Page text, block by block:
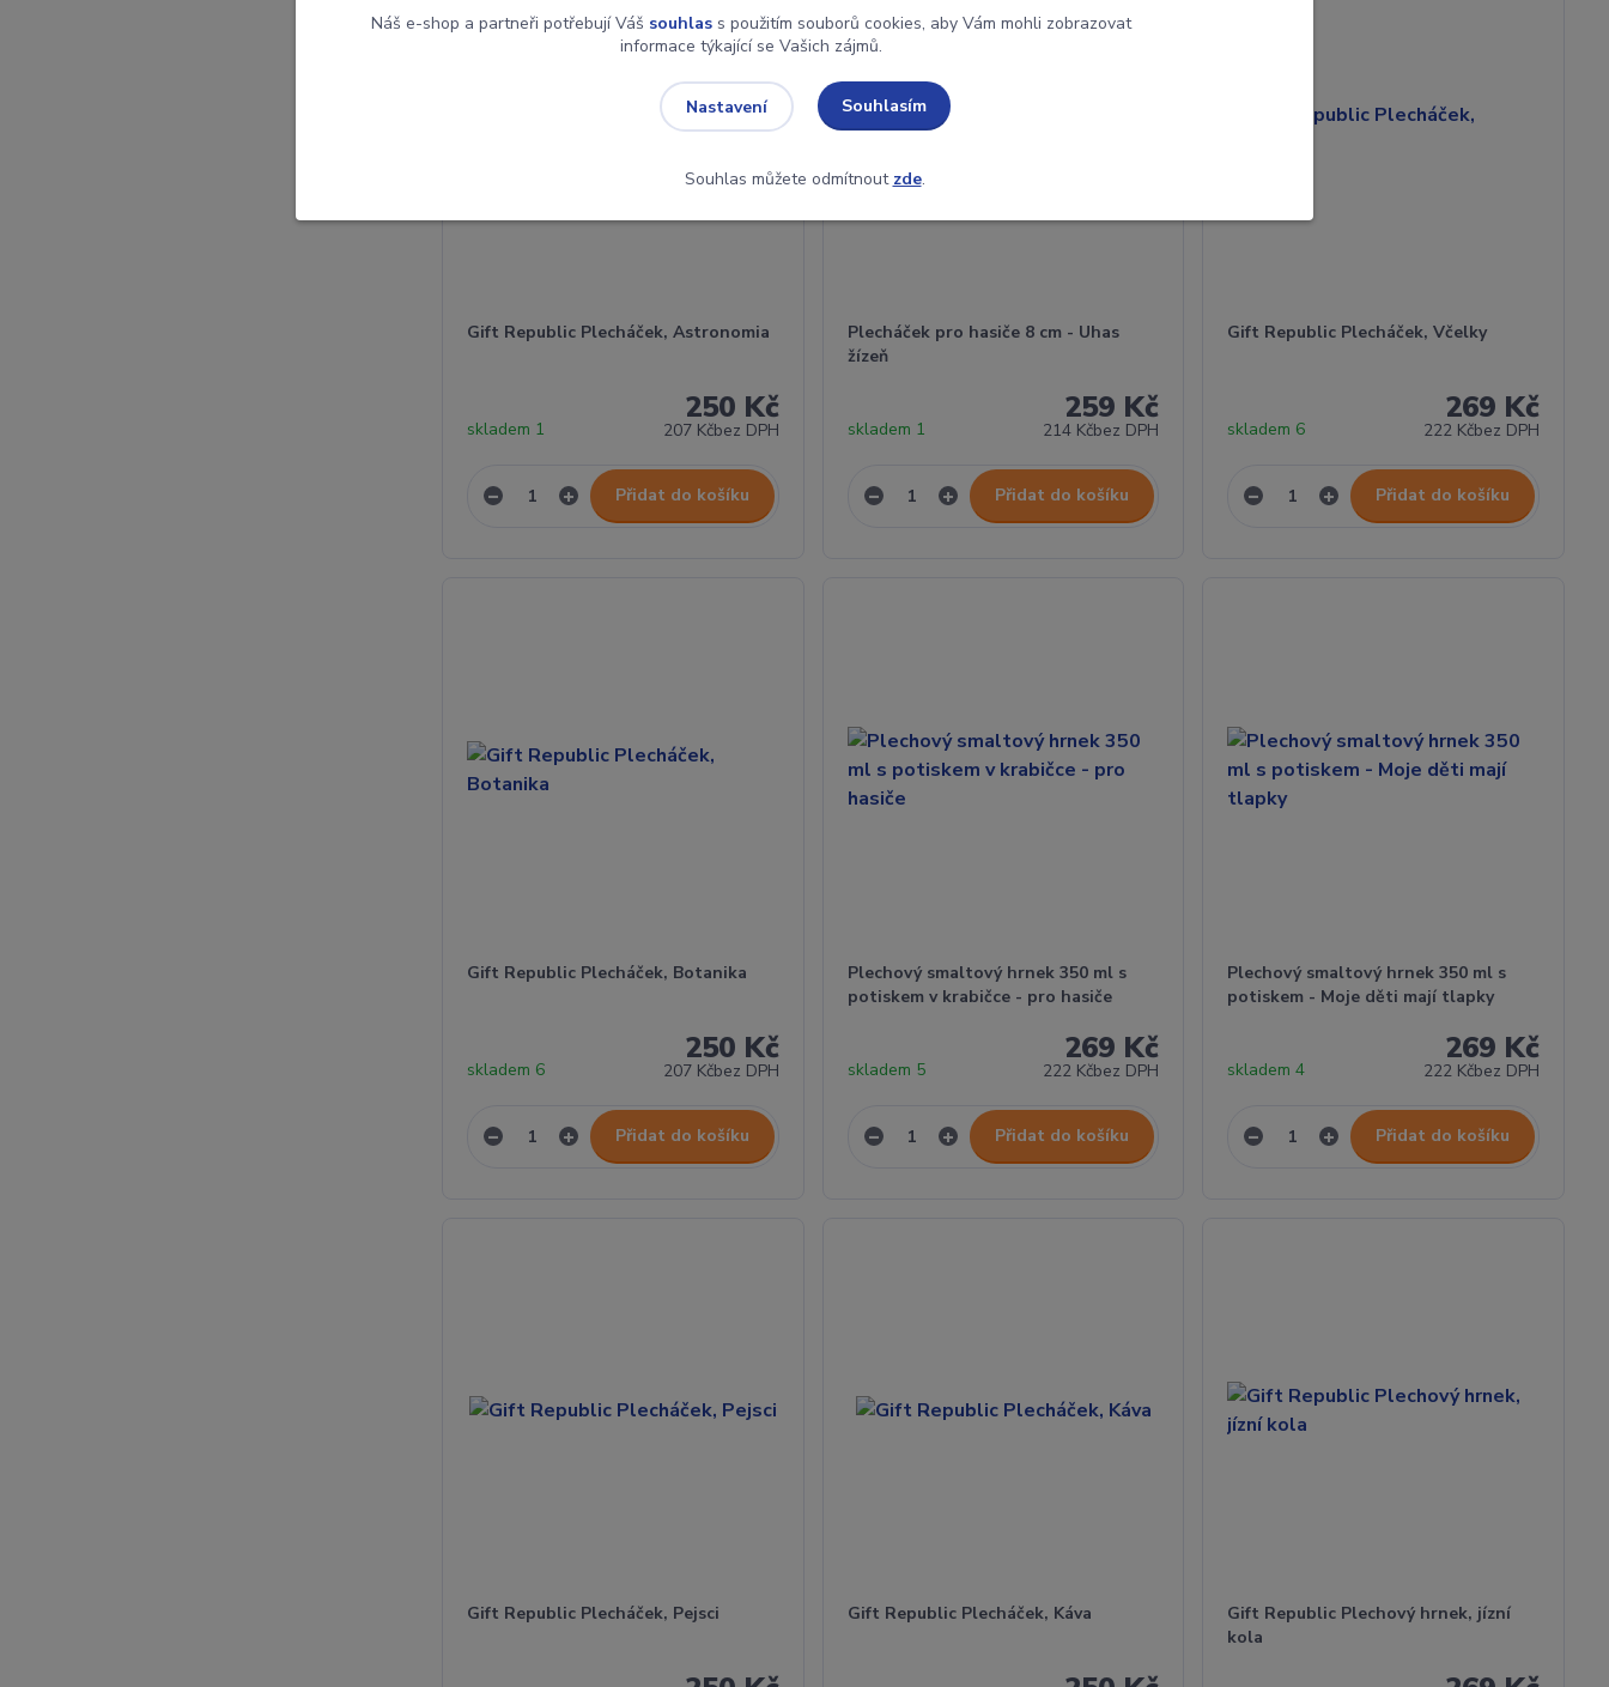
Gift Republic Plecháček, Astronomia
250 Kč
207 Kčbez DPH
skladem 1
Přidat do košíku
Plecháček pro hasiče 8 cm - Uhas
žízeň
259 Kč
214 Kčbez DPH
skladem 1
Přidat do košíku
Gift Republic Plecháček, Včelky
269 Kč
222 Kčbez DPH
skladem 6
Přidat do košíku
Gift Republic Plecháček, Botanika
250 Kč
207 Kčbez DPH
skladem 6
Přidat do košíku
Plechový smaltový hrnek 350 ml s
potiskem v krabičce - pro hasiče
269 Kč
222 Kčbez DPH
skladem 5
Přidat do košíku
Plechový smaltový hrnek 350 ml s
potiskem - Moje děti mají tlapky
269 Kč
222 Kčbez DPH
skladem 4
Přidat do košíku
Gift Republic Plecháček, Pejsci Gift Republic Plecháček, Káva
Gift Republic Plechový hrnek, jízní
kola
Náš e-shop a partneři potřebují Váš souhlass použitím souborů cookies, aby Vám mohli zobrazovat
informace týkající se Vašich zájmů.
Nastavení Souhlasím
Souhlas můžete odmítnout zde.